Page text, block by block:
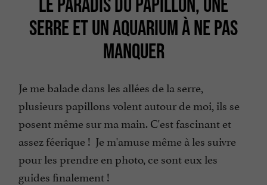
SERRE ET UN AQUARIUM À NE PAS
MANQUER
Je me balade dans les allées de la serre,
plusieurs papillons volent autour de moi, ils se
posent même sur ma main. C'est fascinant et
assez féerique ! Je m'amuse même à les suivre
pour les prendre en photo, ce sont eux les
guides finalement !